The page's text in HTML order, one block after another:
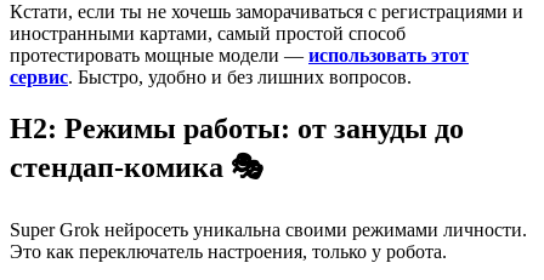
Кстати, если ты не хочешь заморачиваться с регистрациями и
иностранными картами, самый простой способ
протестировать мощные модели — использовать этот
сервис. Быстро, удобно и без лишних вопросов.
H2: Режимы работы: от зануды до
стендап-комика 🎭
Super Grok нейросеть уникальна своими режимами личности.
Это как переключатель настроения, только у робота.